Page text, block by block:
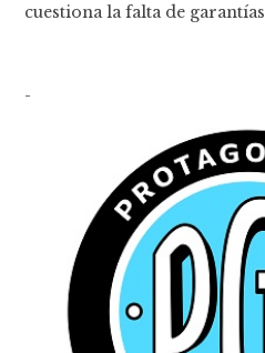
cuestiona la falta de garantías
-